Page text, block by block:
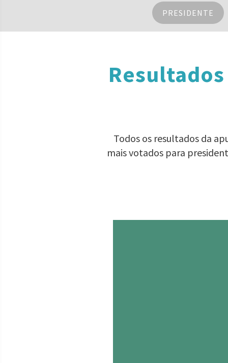
PRESIDENTE
Todos os resultados da
mais votados para